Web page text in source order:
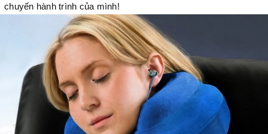
chuyến hành trình của mình!